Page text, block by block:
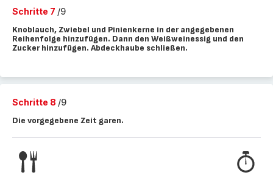
Schritte 7 /9
Knoblauch, Zwiebel und Pinienkerne in der angegebenen
Reihenfolge hinzufügen. Dann den Weißweinessig und den
Zucker hinzufügen. Abdeckhaube schließen.
Schritte 8 /9
Die vorgegebene Zeit garen.